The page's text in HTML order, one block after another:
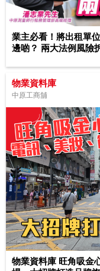
業主必看！將出租單
邊啲？ 兩大法例風險
物業資料庫
中原工商舖
物業資料庫 旺角吸金